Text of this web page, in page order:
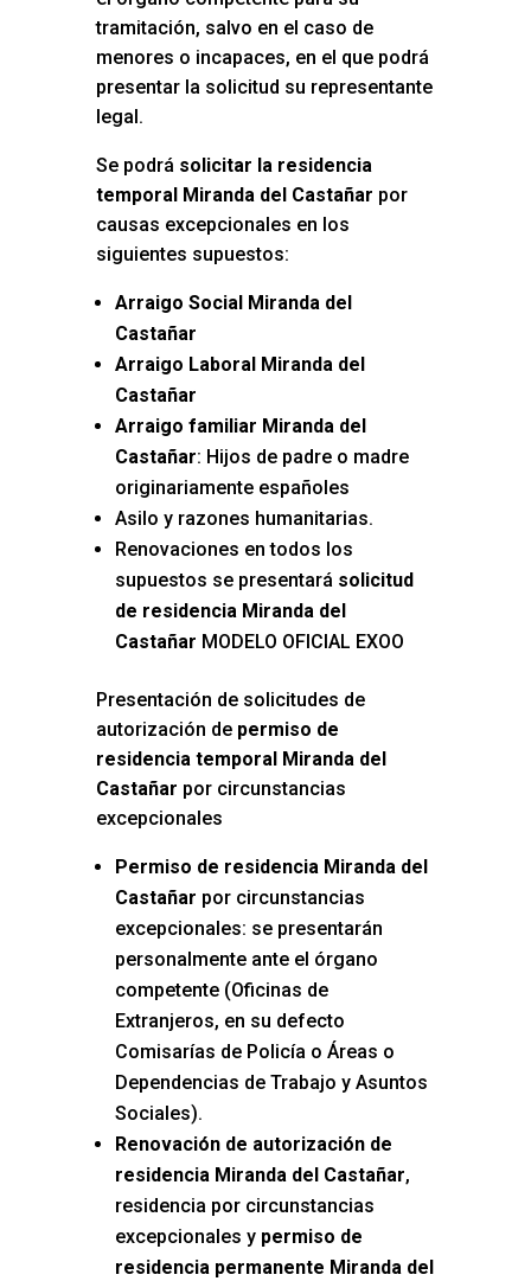
tramitación, salvo en el caso de
menores o incapaces, en el que podrá
presentar la solicitud su representante
legal.
Se podrá solicitar la residencia
temporal Miranda del Castañar por
causas excepcionales en los
siguientes supuestos:
Arraigo Social Miranda del
Castañar
Arraigo Laboral Miranda del
Castañar
Arraigo familiar Miranda del
Castañar: Hijos de padre o madre
originariamente españoles
Asilo y razones humanitarias.
Renovaciones en todos los
supuestos se presentará solicitud
de residencia Miranda del
Castañar MODELO OFICIAL EXOO
Presentación de solicitudes de
autorización depermiso de
residencia temporal Miranda del
Castañar por circunstancias
excepcionales
Permiso de residencia Miranda del
Castañar por circunstancias
excepcionales: se presentarán
personalmente ante el órgano
competente (Oficinas de
Extranjeros, en su defecto
Comisarías de Policía o Áreas o
Dependencias de Trabajo y Asuntos
Sociales).
Renovación de autorización de
residencia Miranda del Castañar,
residencia por circunstancias
excepcionales y permiso de
residencia permanente Miranda del